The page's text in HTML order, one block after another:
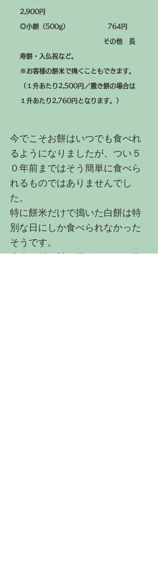
2,900円
◎小餅（500g） 764円
その他 長
寿餅・入仏祝など。
※お客様の餅米で搗くこともできます。
（１升あたり2,500円／撒き餅の場合は
１升あたり2,760円となります。）
今でこそお餅はいつでも食べれ
るようになりましたが、つい５
０年前まではそう簡単に食べら
れるものではありませんでし
た。
特に餅米だけで搗いた白餅は特
別な日にしか食べられなかった
そうです。